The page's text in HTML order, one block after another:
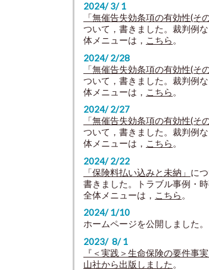
2024/ 3/ 1
「無催告失効条項の有効性(そ
ついて，書きました。裁判例
体メニューは， こちら 。
2024/ 2/28
「無催告失効条項の有効性(そ
ついて，書きました。裁判例
体メニューは，
こちら
2024/ 2/27
「無催告失効条項の有効性(そ
ついて，書きました。裁判例
体メニューは， こちら 。
2024/ 2/22
「保険料払い込みと未納」 に
書きました。トラブル事例・
全体メニューは， こちら 。
2024/ 1/10
ホームページを公開しました。
2023/ 8/ 1
『＜実践＞生命保険の要件事
山社から出版しました 。